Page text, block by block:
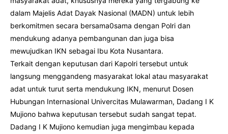
dalam Majelis Adat Dayak Nasional (MADN) untuk lebih
berkomitmen secara bersama0sama dengan Polri dan
mendukung adanya pembangunan dan juga bisa
mewujudkan IKN sebagai Ibu Kota Nusantara.
Terkait dengan keputusan dari Kapolri tersebut untuk
langsung menggandeng masyarakat lokal atau masyarakat
adat untuk turut serta mendukung IKN, menurut Dosen
Hubungan Internasional Univercitas Mulawarman, Dadang I K
Mujiono bahwa keputusan tersebut sudah sangat tepat.
Dadang I K Mujiono kemudian juga mengimbau kepada